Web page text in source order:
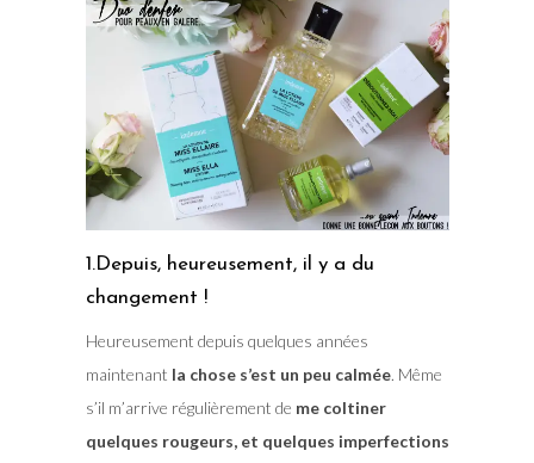
1.Depuis, heureusement, il y a du
changement !
Heureusement depuis quelques années
maintenant la chose s’est un peu calmée. Même
s’il m’arrive régulièrement de me coltiner
quelques rougeurs, et quelques imperfections